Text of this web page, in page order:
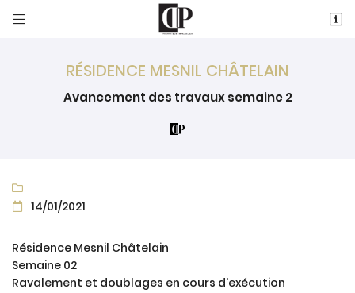
 
18 Rue de la Duchesse de Chartres
03 44 54 95 21RÉSIDENCE MESNIL CHÂTELAIN
Avancement des travaux semaine 2


14/01/2021
Résidence Mesnil Châtelain
Semaine 02
Ravalement et doublages en cours d'exécution